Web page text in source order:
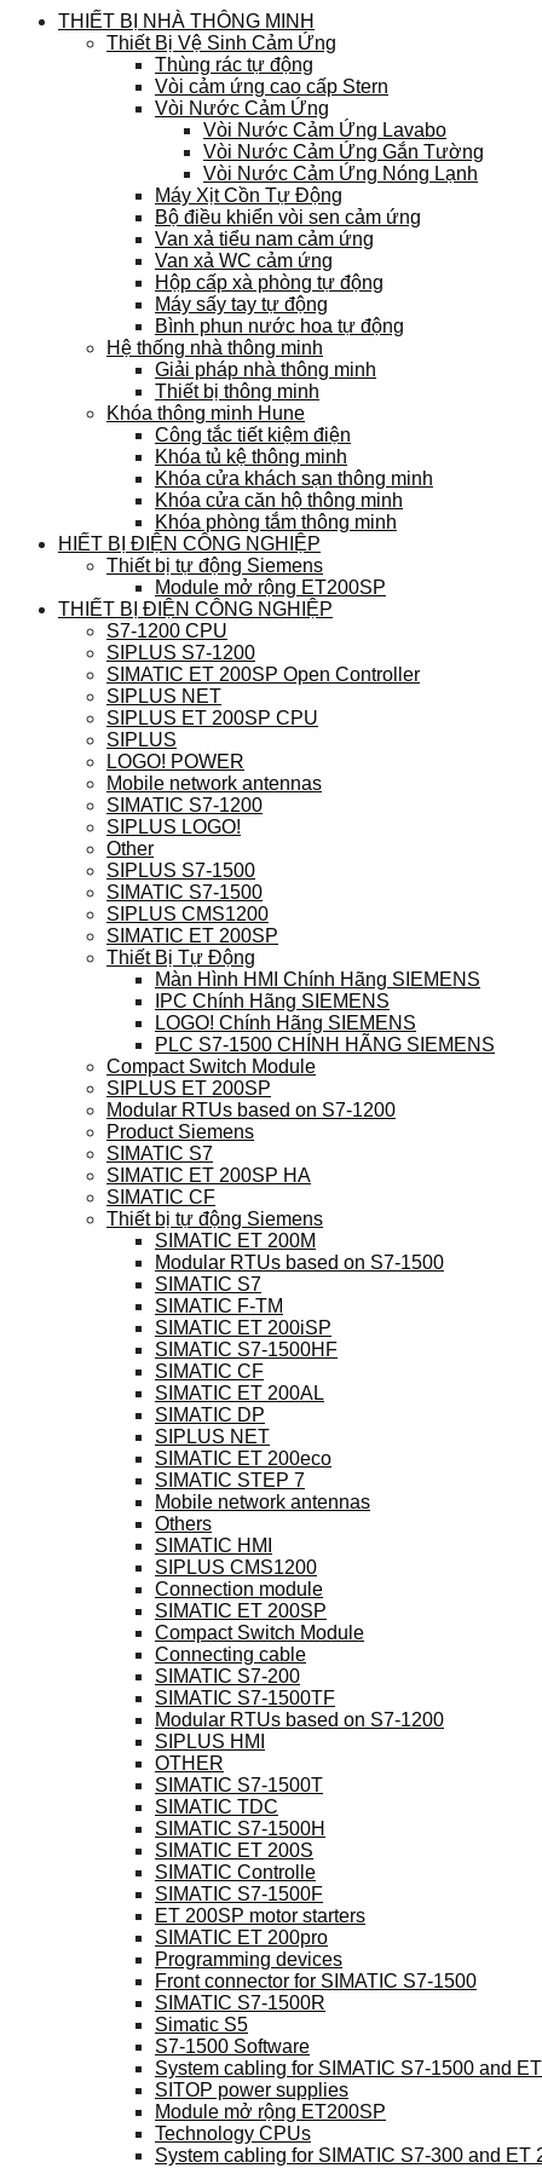
THIẾT BỊ NHÀ THÔNG MINH
Thiết Bị Vệ Sinh Cảm Ứng
Thùng rác tự động
Vòi cảm ứng cao cấp Stern
Vòi Nước Cảm Ứng
Vòi Nước Cảm Ứng Lavabo
Vòi Nước Cảm Ứng Gắn Tường
Vòi Nước Cảm Ứng Nóng Lạnh
Máy Xịt Cồn Tự Động
Bộ điều khiển vòi sen cảm ứng
Van xả tiểu nam cảm ứng
Van xả WC cảm ứng
Hộp cấp xà phòng tự động
Máy sấy tay tự động
Bình phun nước hoa tự động
Hệ thống nhà thông minh
Giải pháp nhà thông minh
Thiết bị thông minh
Khóa thông minh Hune
Công tắc tiết kiệm điện
Khóa tủ kệ thông minh
Khóa cửa khách sạn thông minh
Khóa cửa căn hộ thông minh
Khóa phòng tắm thông minh
HIẾT BỊ ĐIỆN CÔNG NGHIỆP
Thiết bị tự động Siemens
Module mở rộng ET200SP
THIẾT BỊ ĐIỆN CÔNG NGHIỆP
S7-1200 CPU
SIPLUS S7-1200
SIMATIC ET 200SP Open Controller
SIPLUS NET
SIPLUS ET 200SP CPU
SIPLUS
LOGO! POWER
Mobile network antennas
SIMATIC S7-1200
SIPLUS LOGO!
Other
SIPLUS S7-1500
SIMATIC S7-1500
SIPLUS CMS1200
SIMATIC ET 200SP
Thiết Bị Tự Động
Màn Hình HMI Chính Hãng SIEMENS
IPC Chính Hãng SIEMENS
LOGO! Chính Hãng SIEMENS
PLC S7-1500 CHÍNH HÃNG SIEMENS
Compact Switch Module
SIPLUS ET 200SP
Modular RTUs based on S7-1200
Product Siemens
SIMATIC S7
SIMATIC ET 200SP HA
SIMATIC CF
Thiết bị tự động Siemens
SIMATIC ET 200M
Modular RTUs based on S7-1500
SIMATIC S7
SIMATIC F-TM
SIMATIC ET 200iSP
SIMATIC S7-1500HF
SIMATIC CF
SIMATIC ET 200AL
SIMATIC DP
SIPLUS NET
SIMATIC ET 200eco
SIMATIC STEP 7
Mobile network antennas
Others
SIMATIC HMI
SIPLUS CMS1200
Connection module
SIMATIC ET 200SP
Compact Switch Module
Connecting cable
SIMATIC S7-200
SIMATIC S7-1500TF
Modular RTUs based on S7-1200
SIPLUS HMI
OTHER
SIMATIC S7-1500T
SIMATIC TDC
SIMATIC S7-1500H
SIMATIC ET 200S
SIMATIC Controlle
SIMATIC S7-1500F
ET 200SP motor starters
SIMATIC ET 200pro
Programming devices
Front connector for SIMATIC S7-1500
SIMATIC S7-1500R
Simatic S5
S7-1500 Software
System cabling for SIMATIC S7-1500 and
SITOP power supplies
Module mở rộng ET200SP
Technology CPUs
System cabling for SIMATIC S7-300 and ET